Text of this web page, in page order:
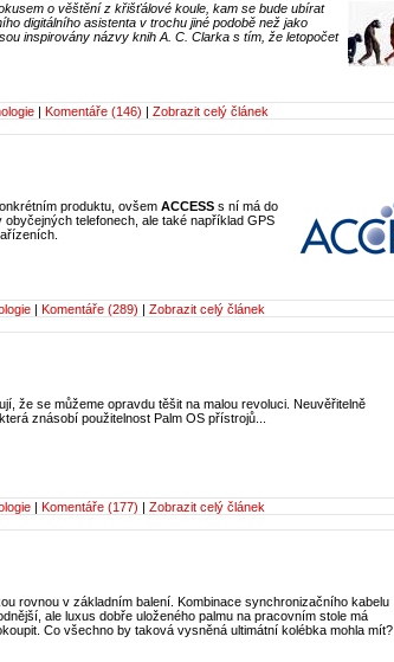
o věštění z křišťálové koule, kam se bude ubírat
digitálního asistenta v trochu jiné podobě než jako
inspirovány názvy knih A. C. Clarka s tím, že letopočet
| Komentáře (146) | Zobrazit celý článek
produktu, ovšem ACCESSs ní má do
telefonech, ale také například GPS
| Komentáře (289) | Zobrazit celý článek
že se můžeme opravdu těšit na malou revoluci. Neuvěřitelně
znásobí použitelnost Palm OS přístrojů...
| Komentáře (177) | Zobrazit celý článek
rovnou v základním balení. Kombinace synchronizačního kabelu
ale luxus dobře uloženého palmu na pracovním stole má
Co všechno by taková vysněná ultimátní kolébka mohla mít?